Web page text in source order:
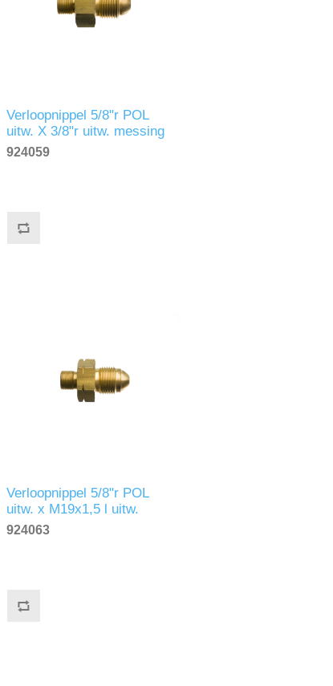
Verloopnippel 5/8"r POL
uitw. X 3/8"r uitw. messing
924059
Verloopnippel 5/8"r POL
uitw. x M19x1,5 l uitw.
messing
924063